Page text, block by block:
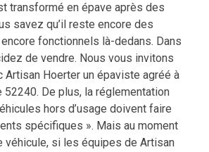
transformé en épave après des
savez qu’il reste encore des
fonctionnels là-dedans. Dans
de vendre. Nous vous invitons
Artisan Hoerter un épaviste agréé à
52240. De plus, la réglementation
hors d’usage doivent faire
spécifiques ». Mais au moment
véhicule, si les équipes de Artisan